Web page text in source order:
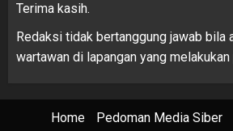
Terima kasih.
Redaksi tidak bertanggung jawab bila
wartawan di lapangan yang
Home Pedoman Media Siber